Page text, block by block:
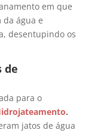
em que
da água e
desentupindo os
de
para o
.
jatos de água